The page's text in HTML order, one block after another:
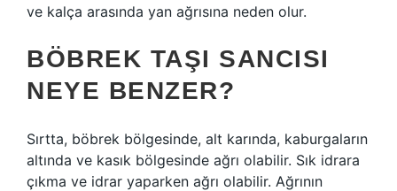
ve kalça arasında yan ağrısına neden olur.
BÖBREK TAŞI SANCISI
NEYE BENZER?
Sırtta, böbrek bölgesinde, alt karında, kaburgaların
altında ve kasık bölgesinde ağrı olabilir. Sık idrara
çıkma ve idrar yaparken ağrı olabilir. Ağrının